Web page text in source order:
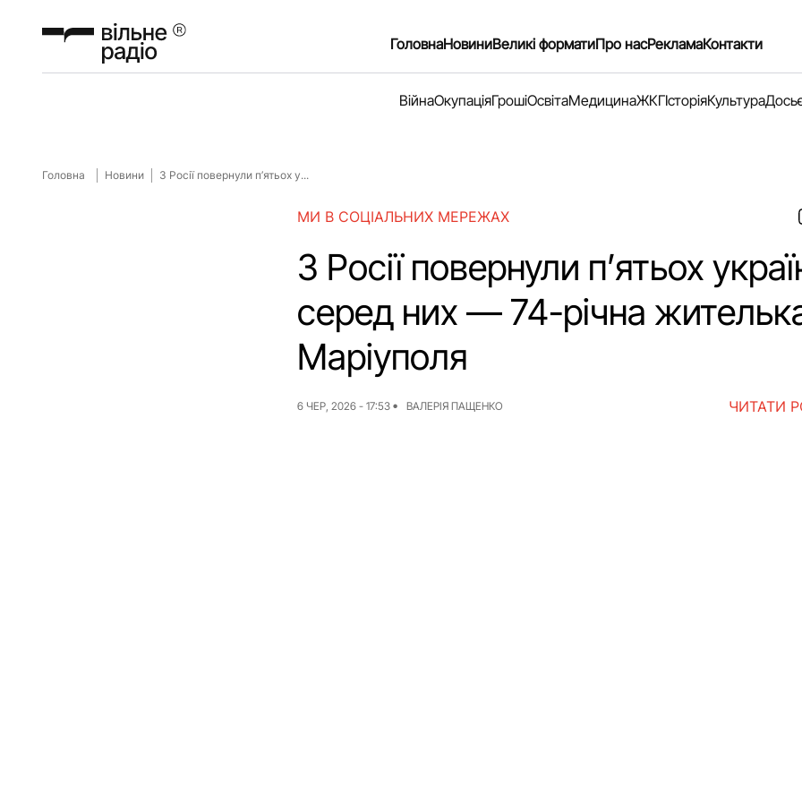
ГоловнаНовиниВеликі форматиПро насРекламаКонтакти
ВійнаОкупаціяГрошіОсвітаМедицинаЖКГІсторіяКультура
Головна Новини З Росії повернули п’ятьох у...
МИ В СОЦІАЛЬНИХ МЕРЕЖАХ
З Росії повернули п’ятьох
серед них — 74-річна
Маріуполя
6 ЧЕР, 2026 - 17:53 ВАЛЕРІЯ ПАЩЕНКО ЧИТАТИ